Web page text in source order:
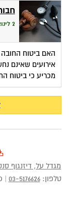
2 לינואר 1998
האם ביטוח
אירועים שאינם
מכריע כי ביטוח
מגדל על, דיזנגוף
טלפון:03-5176626